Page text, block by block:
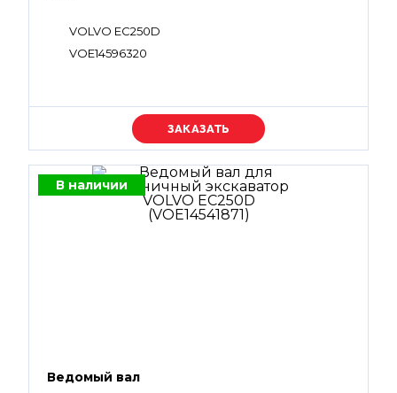
VOLVO EC250D
VOE14596320
Уточняйте цену
В наличии
Ведомый вал